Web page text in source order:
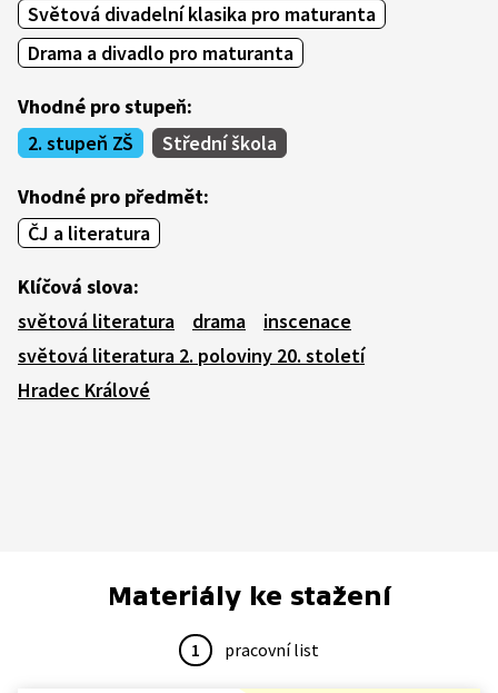
Světová divadelní klasika pro maturanta
Drama a divadlo pro maturanta
Vhodné pro stupeň:
2. stupeň ZŠ
Střední škola
Vhodné pro předmět:
ČJ a literatura
Klíčová slova:
světová literatura
drama
inscenace
světová literatura 2. poloviny 20. století
Hradec Králové
Materiály ke stažení
1 pracovní list